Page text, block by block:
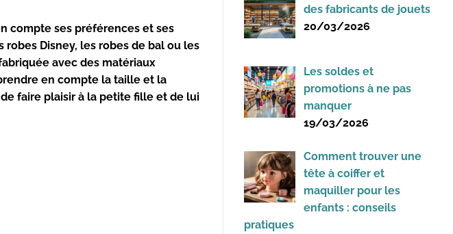
compte ses préférences et ses
Disney, les robes de bal ou les
avec des matériaux
en compte la taille et la
faire plaisir à la petite fille et de lui
des fabricants de jouets
20/03/2026
Les soldes et
promotions à ne pas
manquer
19/03/2026
Comment trouver une
tête à coiffer et
maquiller pour les
enfants : conseils
pratiques